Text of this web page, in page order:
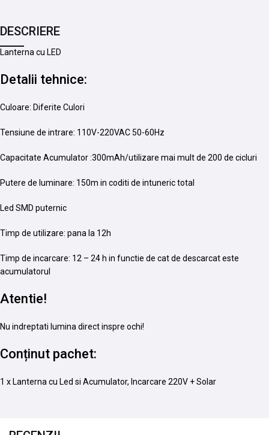
DESCRIERE
Lanterna cu LED
Detalii tehnice:
Culoare: Diferite Culori
Tensiune de intrare: 110V-220VAC 50-60Hz
Capacitate Acumulator :300mAh/utilizare mai mult de 200 de cicluri
Putere de luminare: 150m in coditi de intuneric total
Led SMD puternic
Timp de utilizare: pana la 12h
Timp de incarcare: 12 – 24 h in functie de cat de descarcat este
acumulatorul
Atentie!
Nu indreptati lumina direct inspre ochi!
Conținut pachet:
1 x Lanterna cu Led si Acumulator, Incarcare 220V + Solar